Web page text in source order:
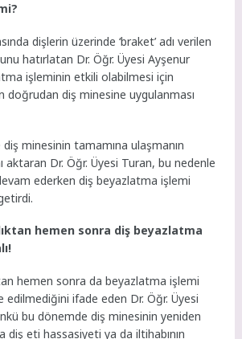
dişlerin üzerinde ‘braket’ adı verilen
hatırlatan Dr. Öğr. Üyesi Ayşenur
işleminin etkili olabilmesi için
doğrudan diş minesine uygulanması
minesinin tamamına ulaşmanın
aktaran Dr. Öğr. Üyesi Turan, bu nedenle
ederken diş beyazlatma işlemi
hemen sonra diş beyazlatma
hemen sonra da beyazlatma işlemi
edilmediğini ifade eden Dr. Öğr. Üyesi
bu dönemde diş minesinin yeniden
diş eti hassasiyeti ya da iltihabının